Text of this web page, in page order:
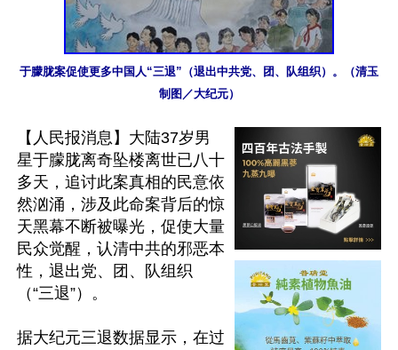
于朦胧案促使更多中国人“三退”（退出中共党、团、队组织）。（清玉
制图／大纪元）
【人民报消息】大陆37岁男
星于朦胧离奇坠楼离世已八十
多天，追讨此案真相的民意依
然汹涌，涉及此命案背后的惊
天黑幕不断被曝光，促使大量
民众觉醒，认清中共的邪恶本
性，退出党、团、队组织
（“三退”）。
据大纪元三退数据显示，在过